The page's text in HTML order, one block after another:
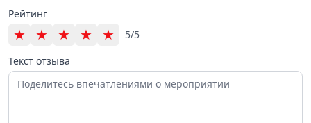
Рейтинг
★ ★ ★ ★ ★
5/5
Текст отзыва